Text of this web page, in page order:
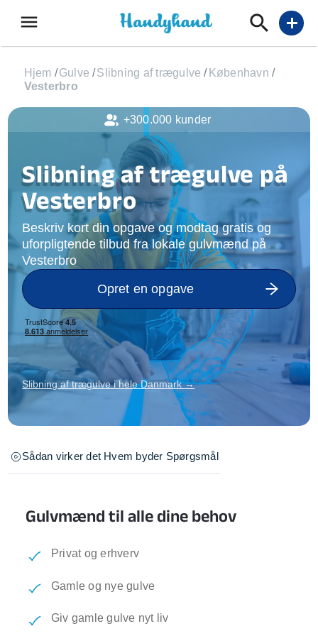
menu add
Hjem /Gulve /Slibning af trægulve / København /
Vesterbro
Slibning af trægulve på
Vesterbro
Beskriv kort din opgave og modtag gratis og
uforpligtende tilbud fra lokale gulvmænd på
Vesterbro
Opret en opgave
Slibning af trægulve i hele Danmark →
Sådan virker det Hvem byder Spørgsmål
Gulvmænd til alle dine behov
Privat og erhverv
Gamle og nye gulve
Giv gamle gulve nyt liv
+300.000 kunder